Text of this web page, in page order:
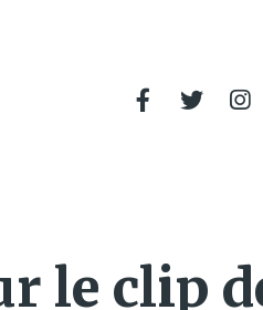
le clip